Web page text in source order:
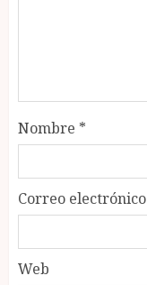
Nombre *
Correo electrónico
Web